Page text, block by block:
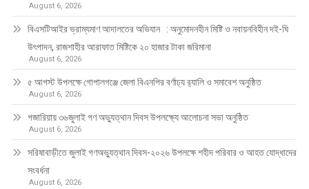
August 6, 2026
বিএসটিআইর ভ্রাম্যমাণ আদালতের অভিযান : অনুমোদনহীন মিষ্টি ও নবায়নবিহীন দই-ঘি
উৎপাদন, রাজশাহীর আরাফাত মিষ্টিকে ২০ হাজার টাকা জরিমানা
August 6, 2026
৫ আগস্ট উপলক্ষে গোপালগঞ্জে জেলা বিএনপির বর্ণাঢ্য র‍্যালি ও সমাবেশ অনুষ্ঠিত
August 6, 2026
গজারিয়ায় ৩৬জুলাই গণ অভ্যুত্থান দিবস উপলক্ষ্যে আলোচনা সভা অনুষ্ঠিত
August 6, 2026
সরিষাবাড়ীতে জুলাই গণঅভ্যুত্থান দিবস-২০২৬ উপলক্ষে শহীদ পরিবার ও আহত যোদ্ধাদের
সংবর্ধনা
August 6, 2026